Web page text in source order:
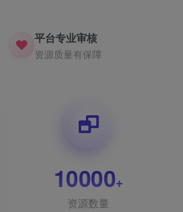
平台专业审核
资源质量有保障
10000+
资源数量